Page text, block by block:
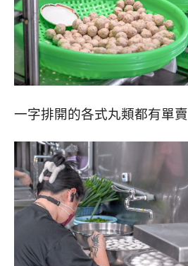
一字排開的各式丸類都有單賣